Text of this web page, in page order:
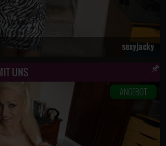
sexyjacky
UNS
ANGEBOT